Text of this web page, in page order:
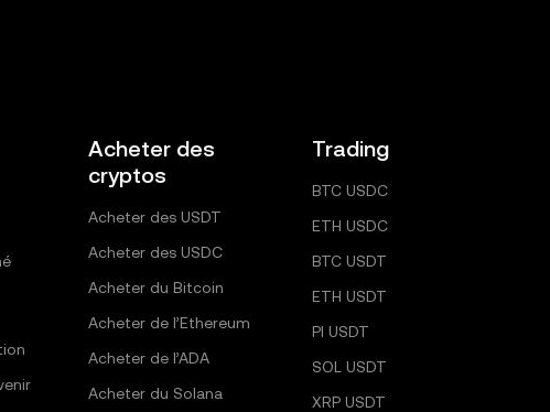
Acheter des
cryptos
Acheter des USDT
Acheter des USDC
Acheter du Bitcoin
Acheter de l’Ethereum
Acheter de l’ADA
Acheter du Solana
Trading
BTC USDC
ETH USDC
BTC USDT
ETH USDT
PI USDT
SOL USDT
XRP USDT